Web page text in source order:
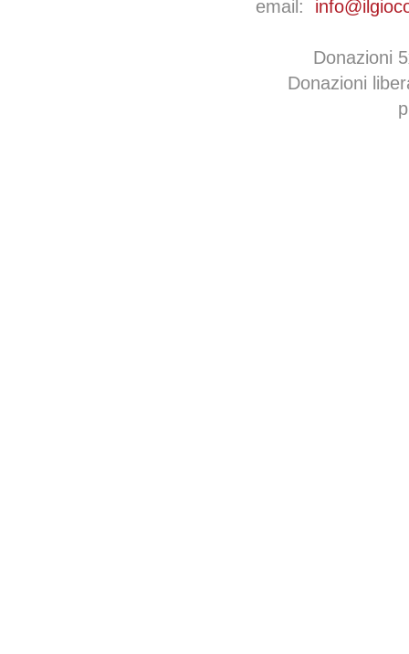
email:
Donazioni
Donazioni